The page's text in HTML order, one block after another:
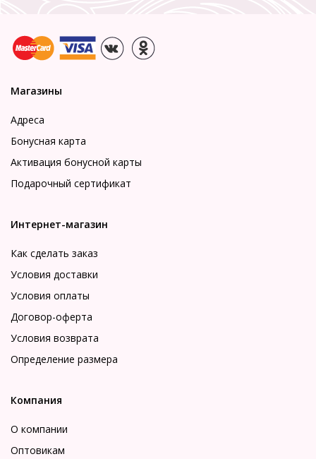
Магазины
Адреса
Бонусная карта
Активация бонусной карты
Подарочный сертификат
Интернет-магазин
Как сделать заказ
Условия доставки
Условия оплаты
Договор-оферта
Условия возврата
Определение размера
Компания
О компании
Оптовикам